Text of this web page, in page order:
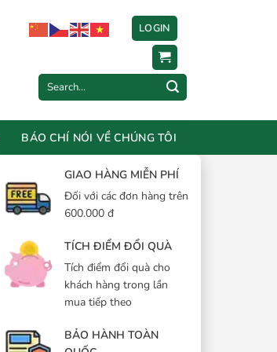
LOGIN
Search
for:
BÁO CHÍ NÓI VỀ CHÚNG TÔI
GIAO HÀNG MIỄN PHÍ
Đối với các đơn hàng trên
600.000 đ
TÍCH ĐIỂM ĐỔI QUÀ
Tích điểm đổi quà cho
khách hàng trong lần
mua tiếp theo
BẢO HÀNH TOÀN